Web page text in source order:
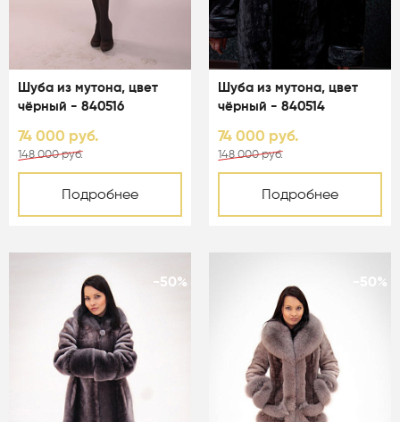
Шуба из мутона, цвет
чёрный - 840516
74 000 руб.
148 000 руб.
Подробнее
Шуба из мутона, цвет
чёрный - 840514
74 000 руб.
148 000 руб.
Подробнее
-50% -50%